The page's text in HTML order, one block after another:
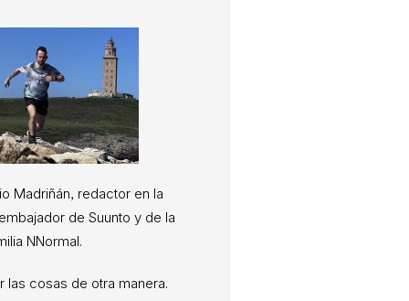
Madriñán, redactor en la
de Suunto y de la
NNormal.
las cosas de otra manera.